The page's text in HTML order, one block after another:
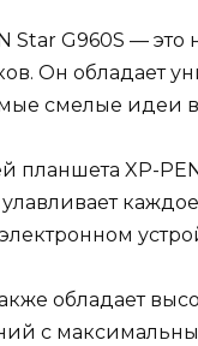
Star G960S —
Он обладает
смелые идеи
планшета XP-
обладает
с